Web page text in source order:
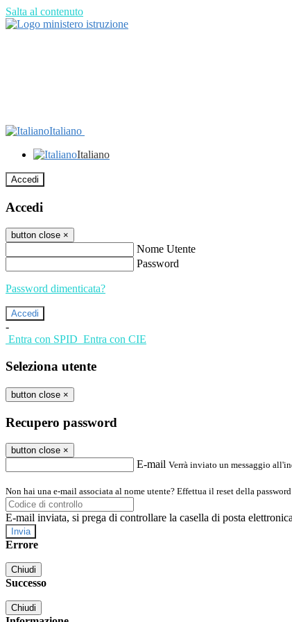
Salta al contenuto
Italiano
Italiano
Accedi
Accedi
button close ×
Nome Utente
Password
Password dimenticata?
-
Entra con SPID Entra con CIE
Seleziona utente
button close ×
Recupero password
button close ×
E-mail Verrà inviato un messaggio
Non hai una e-mail associata al nome utente? Effettua il reset della
E-mail inviata, si prega di controllare la casella di posta
Errore
Chiudi
Successo
Chiudi